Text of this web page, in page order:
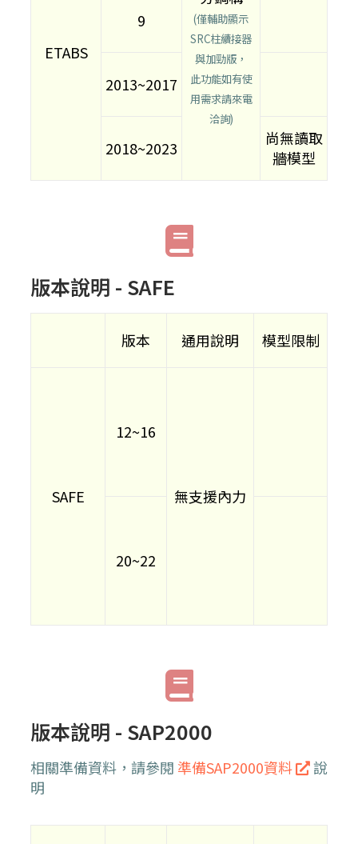
ETABS
(僅輔助顯示
SRC柱續接器
與加勁版，
此功能如有使
用需求請來電
洽詢)
9
2013~2017
2018~2023
尚無讀取
牆模型
版本說明 - SAFE
版本 通用說明 模型限制
SAFE
12~16
無支援內力
20~22
版本說明 - SAP2000
相關準備資料，請參閱 準備SAP2000資料
說
明